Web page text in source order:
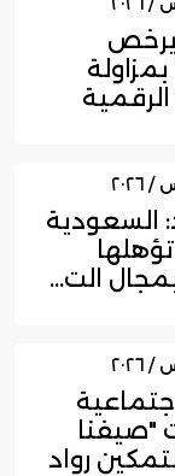
يرخص
السعودية
الت...
"صيفنا
2026" لتمكين رواد